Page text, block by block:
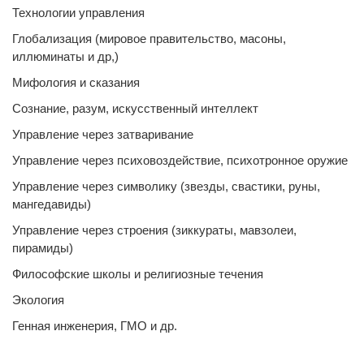
Технологии управления
Глобализация (мировое правительство, масоны,
иллюминаты и др,)
Мифология и сказания
Сознание, разум, искусственный интеллект
Управление через затваривание
Управление через психовоздействие, психотронное оружие
Управление через символику (звезды, свастики, руны,
мангедавиды)
Управление через строения (зиккураты, мавзолеи,
пирамиды)
Философские школы и религиозные течения
Экология
Генная инженерия, ГМО и др.